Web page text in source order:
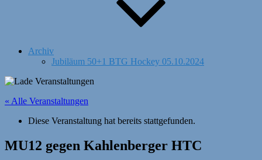
Archiv
Jubiläum 50+1 BTG Hockey 05.10.2024
« Alle Veranstaltungen
Diese Veranstaltung hat bereits stattgefunden.
MU12 gegen Kahlenberger HTC